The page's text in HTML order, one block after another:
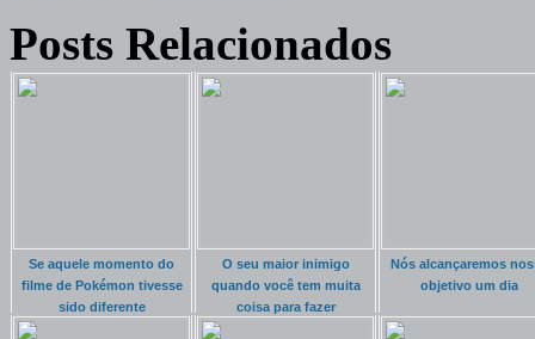
Posts Relacionados
Se aquele momento do
filme de Pokémon tivesse
sido diferente
O seu maior inimigo
quando você tem muita
coisa para fazer
Nós alcançaremos
objetivo um dia